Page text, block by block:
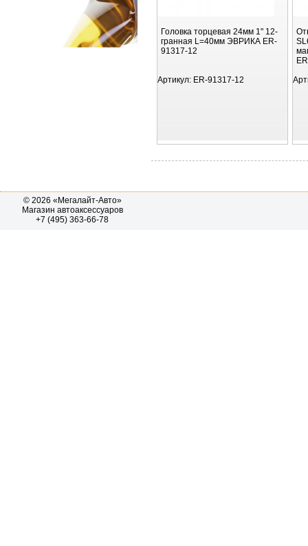
Головка торцевая 24мм 1" 12-
гранная L=40мм ЭВРИКА ER-
91317-12
Артикул: ER-91317-12
© 2026 «Мегалайт-Авто»
Магазин автоаксессуаров
+7 (495) 363-66-78